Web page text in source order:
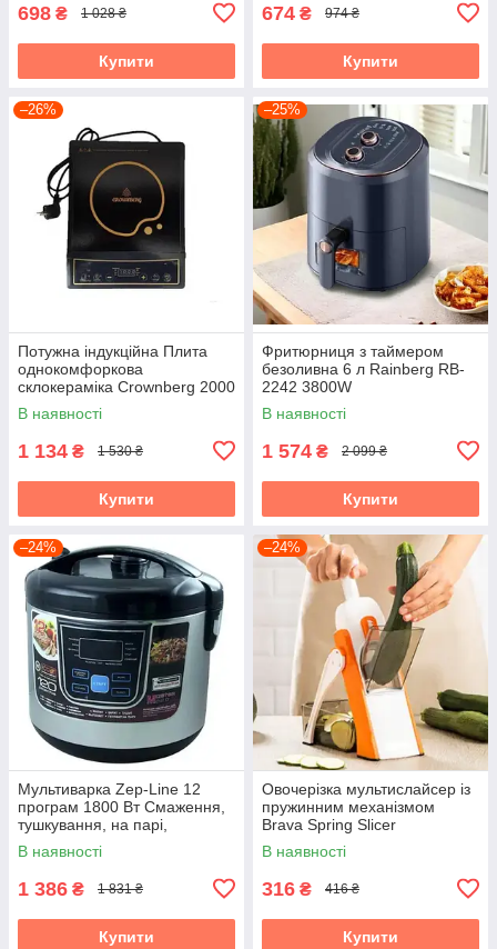
698 ₴ 1 028 ₴
Купити
674 ₴ 974 ₴
Купити
–26%
Потужна індукційна Плита
однокомфоркова
склокераміка Crownberg 2000
Вт
В наявності
1 134 ₴ 1 530 ₴
Купити
–25%
Фритюрниця з таймером
безоливна 6 л Rainberg RB-
2242 3800W
аерофритюрниця
В наявності
1 574 ₴ 2 099 ₴
Купити
–24%
Мультиварка Zep-Line 12
програм 1800 Вт Смаження,
тушкування, на парі,
йогуртниця
В наявності
1 386 ₴ 1 831 ₴
Купити
–24%
Овочерізка мультислайсер із
пружинним механізмом
Brava Spring Slicer
В наявності
316 ₴ 416 ₴
Купити